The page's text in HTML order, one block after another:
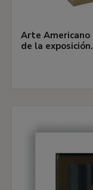
Arte Americano
de la